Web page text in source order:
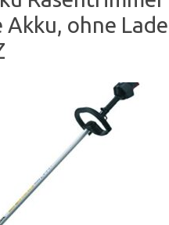
Akku, ohne